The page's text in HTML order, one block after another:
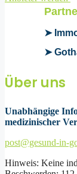
➤
➤
Über uns
Unabhängige
medizinischer
post@gesund-in-
Hinweis: Keine